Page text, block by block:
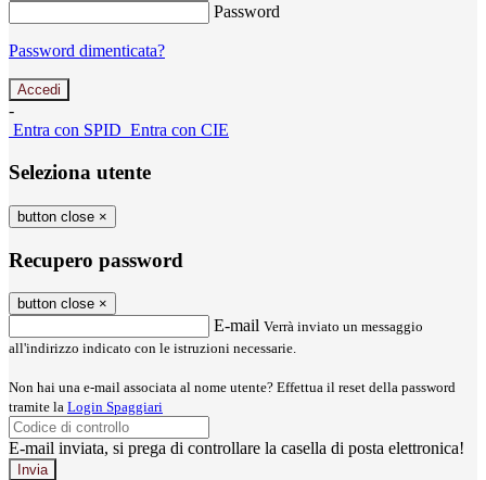
Password
Password dimenticata?
-
Entra con SPID Entra con CIE
Seleziona utente
button close ×
Recupero password
button close ×
E-mail Verrà inviato un messaggio
all'indirizzo indicato con le istruzioni necessarie.
Non hai una e-mail associata al nome utente? Effettua il reset della password
tramite la Login Spaggiari
E-mail inviata, si prega di controllare la casella di posta elettronica!